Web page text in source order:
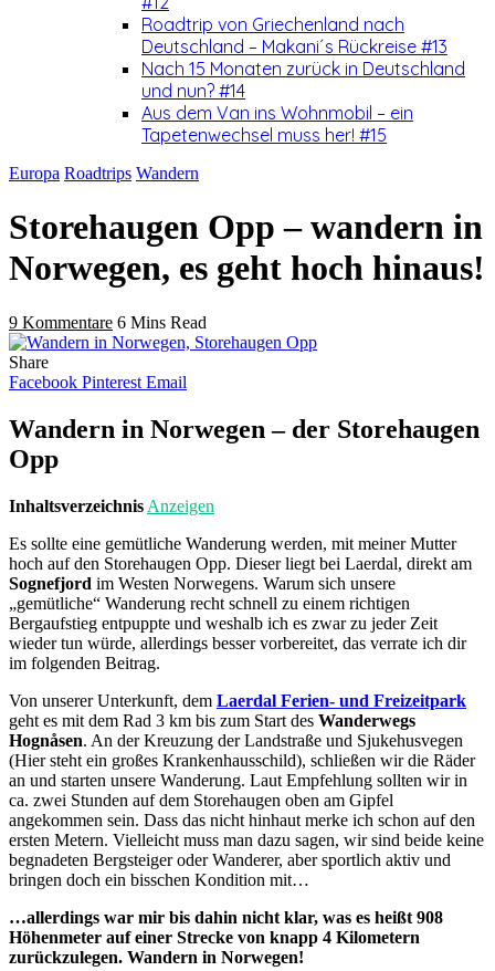
Roadtrip von Griechenland nach
Deutschland – Makani´s Rückreise #13
Nach 15 Monaten zurück in Deutschland
und nun? #14
Aus dem Van ins Wohnmobil – ein
Tapetenwechsel muss her! #15
Europa Roadtrips Wandern
Storehaugen Opp – wandern in
Norwegen, es geht hoch hinaus!
9 Kommentare 6 Mins Read
Share
Facebook Pinterest Email
Wandern in Norwegen – der Storehaugen
Opp
Inhaltsverzeichnis Anzeigen
Es sollte eine gemütliche Wanderung werden, mit meiner Mutter
hoch auf den Storehaugen Opp. Dieser liegt bei Laerdal, direkt am
Sognefjord im Westen Norwegens. Warum sich unsere
„gemütliche“ Wanderung recht schnell zu einem richtigen
Bergaufstieg entpuppte und weshalb ich es zwar zu jeder Zeit
wieder tun würde, allerdings besser vorbereitet, das verrate ich dir
im folgenden Beitrag.
Von unserer Unterkunft, dem Laerdal Ferien- und Freizeitpark
geht es mit dem Rad 3 km bis zum Start des Wanderwegs
Hognåsen. An der Kreuzung der Landstraße und Sjukehusvegen
(Hier steht ein großes Krankenhausschild), schließen wir die Räder
an und starten unsere Wanderung. Laut Empfehlung sollten wir in
ca. zwei Stunden auf dem Storehaugen oben am Gipfel
angekommen sein. Dass das nicht hinhaut merke ich schon auf den
ersten Metern. Vielleicht muss man dazu sagen, wir sind beide keine
begnadeten Bergsteiger oder Wanderer, aber sportlich aktiv und
bringen doch ein bisschen Kondition mit…
…allerdings war mir bis dahin nicht klar, was es heißt 908
Höhenmeter auf einer Strecke von knapp 4 Kilometern
zurückzulegen. Wandern in Norwegen!